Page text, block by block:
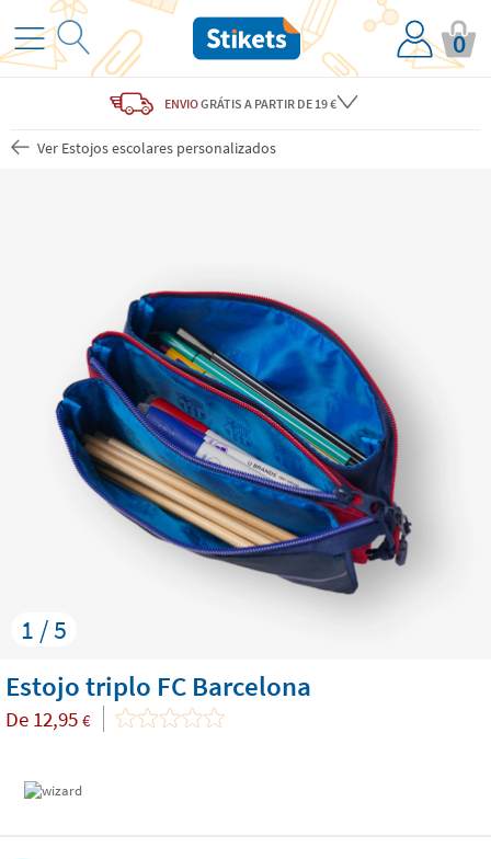
0
ENVIOGRÁTIS A PARTIR DE 19 €
Ver Estojos escolares personalizados
1 / 5
Estojo triplo FC Barcelona
De 12,95 €